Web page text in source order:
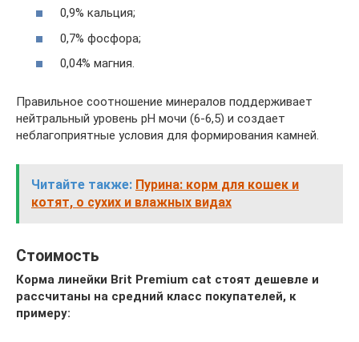
0,9% кальция;
0,7% фосфора;
0,04% магния.
Правильное соотношение минералов поддерживает
нейтральный уровень pH мочи (6-6,5) и создает
неблагоприятные условия для формирования камней.
Читайте также: Пурина: корм для кошек и
котят, о сухих и влажных видах
Стоимость
Корма линейки Brit Premium cat стоят дешевле и
рассчитаны на средний класс покупателей, к
примеру: